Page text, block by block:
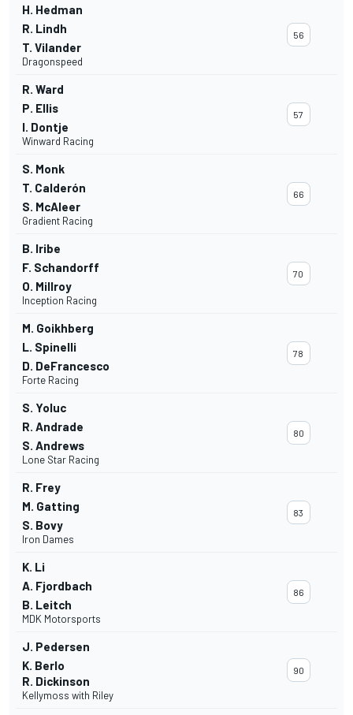
H. Hedman
R. Lindh
T. Vilander
Dragonspeed
56
R. Ward
P. Ellis
I. Dontje
Winward Racing
57
S. Monk
T. Calderón
S. McAleer
Gradient Racing
66
B. Iribe
F. Schandorff
O. Millroy
Inception Racing
70
M. Goikhberg
L. Spinelli
D. DeFrancesco
Forte Racing
78
S. Yoluc
R. Andrade
S. Andrews
Lone Star Racing
80
R. Frey
M. Gatting
S. Bovy
Iron Dames
83
K. Li
A. Fjordbach
B. Leitch
MDK Motorsports
86
J. Pedersen
K. Berlo
R. Dickinson
Kellymoss with Riley
90